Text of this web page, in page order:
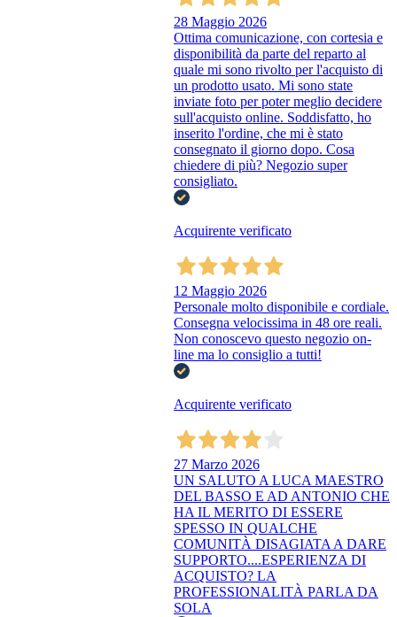
28 Maggio 2026
Ottima comunicazione, con cortesia e
disponibilità da parte del reparto al
quale mi sono rivolto per l'acquisto di
un prodotto usato. Mi sono state
inviate foto per poter meglio decidere
sull'acquisto online. Soddisfatto, ho
inserito l'ordine, che mi è stato
consegnato il giorno dopo. Cosa
chiedere di più? Negozio super
consigliato.
Acquirente verificato
12 Maggio 2026
Personale molto disponibile e cordiale.
Consegna velocissima in 48 ore reali.
Non conoscevo questo negozio on-
line ma lo consiglio a tutti!
Acquirente verificato
27 Marzo 2026
UN SALUTO A LUCA MAESTRO
DEL BASSO E AD ANTONIO CHE
HA IL MERITO DI ESSERE
SPESSO IN QUALCHE
COMUNITÀ DISAGIATA A DARE
SUPPORTO....ESPERIENZA DI
ACQUISTO? LA
PROFESSIONALITÀ PARLA DA
SOLA